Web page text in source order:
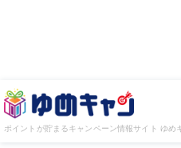
ポイントが貯まるキャンペーン情報サイト ゆめ